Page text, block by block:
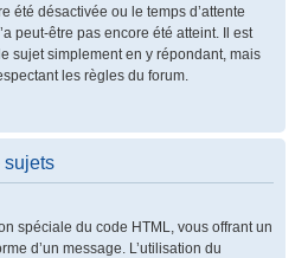
été désactivée ou le temps d’attente
peut-être pas encore été atteint. Il est
sujet simplement en y répondant, mais
les règles du forum.
sujets
spéciale du code HTML, vous offrant un
d’un message. L’utilisation du